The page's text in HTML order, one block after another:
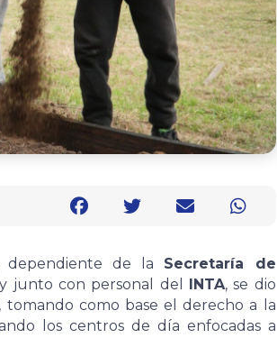
dependiente de la Secretaría de
junto con personal del INTA, se dio
, tomando como base el derecho a la
los centros de día enfocadas a